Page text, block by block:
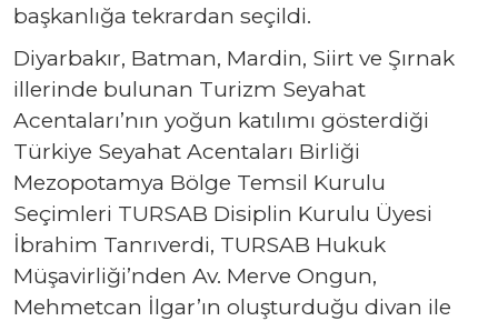
başkanlığa tekrardan seçildi.
Diyarbakır, Batman, Mardin, Siirt ve Şırnak
illerinde bulunan Turizm Seyahat
Acentaları’nın yoğun katılımı gösterdiği
Türkiye Seyahat Acentaları Birliği
Mezopotamya Bölge Temsil Kurulu
Seçimleri TURSAB Disiplin Kurulu Üyesi
İbrahim Tanrıverdi, TURSAB Hukuk
Müşavirliği’nden Av. Merve Ongun,
Mehmetcan İlgar’ın oluşturduğu divan ile